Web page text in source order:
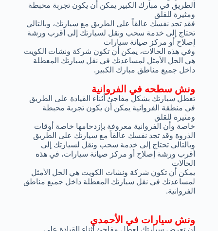
ونش سطحه في الفروانية
تعطل سيارتك بشكل مفاجئ أثناء القيادة على الطريق
في منطقة الفروانية يمكن أن يكون تجربة محبطة
ومثيرة للقلق
خاصة وأن الفروانية معروفة بإزدحامها خاصة أوقات
الذروة وقد تجد نفسك عالقاً مع سيارتك على الطريق
وبالتالي تحتاج إلى خدمة سحب ونقل لسيارتك إلى
أقرب ورشة إصلاح أو مركز صيانة سيارات، في هذه
الحالات
يمكن أن تكون شركة ونشات الكويت هي الحل الأمثل
لمساعدتك في نقل سيارتك المعطلة داخل جميع مناطق
الفروانية.
الطريق في مبارك الكبير يمكن أن يكون تجربة محبطة
ومثيرة للقلق
فقد تجد نفسك عالقاً على الطريق مع سيارتك، وبالتالي
تحتاج إلى خدمة سحب ونقل لسيارتك إلى أقرب ورشة
إصلاح أو مركز صيانة سيارات
وفي هذه الحالات، يمكن أن تكون شركة ونشات الكويت
هي الحل الأمثل لمساعدتك في نقل سيارتك المعطلة
داخل جميع مناطق مبارك الكبير.
ونش سيارات في الأحمدي